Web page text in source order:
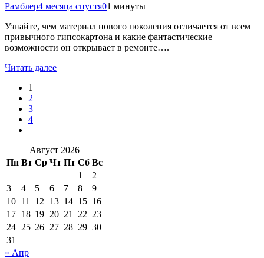
Рамблер4 месяца спустя01 минуты
Узнайте, чем материал нового поколения отличается от всем
привычного гипсокартона и какие фантастические
возможности он открывает в ремонте….
Читать далее
1
2
3
4
Август 2026
Пн Вт Ср Чт Пт Сб Вс
1
2
3
4 5 6 7 8
9
10 11 12 13 14 15 16
17 18 19 20 21 22 23
24 25 26 27 28 29 30
31
« Апр